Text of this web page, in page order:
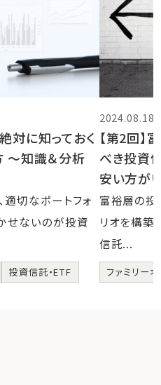
対に知っておく
〜知識＆分析
切なポートフォ
せないのが投資
投資信託・ETF
2024.08.18
【第2回】
べき投資
安い方が
富裕層の投
リオを構
信託...
ファミリー